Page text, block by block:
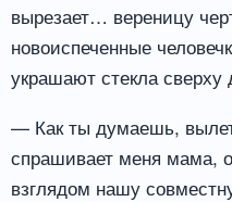
вырезает… вереницу
новоиспеченные
украшают стекла сверху
— Как ты думаешь,
спрашивает меня мама,
взглядом нашу